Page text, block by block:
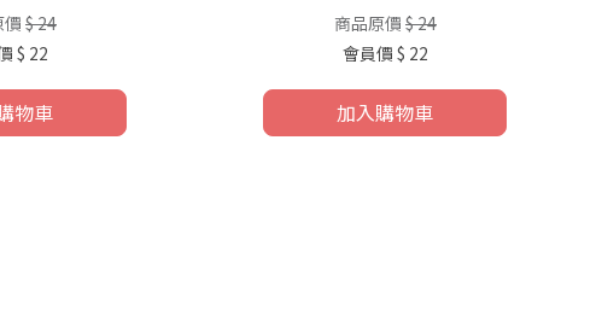
價 $ 24
$ 22
物車
商品原價 $ 24
會員價 $ 22
加入購物車